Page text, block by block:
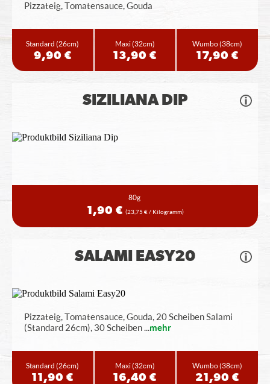
Pizzateig, Tomatensauce, Gouda
Standard(26cm)
9,90 €
Maxi(32cm)
13,90 €
Wumbo(38cm)
17,90 €
SIZILIANA DIP
80g
1,90 € (23,75 € / Kilogramm)
SALAMI EASY20
Pizzateig, Tomatensauce, Gouda, 20 Scheiben Salami
(Standard 26cm), 30 Scheiben...mehr
Standard(26cm)
11,90 €
Maxi(32cm)
16,40 €
Wumbo(38cm)
21,90 €